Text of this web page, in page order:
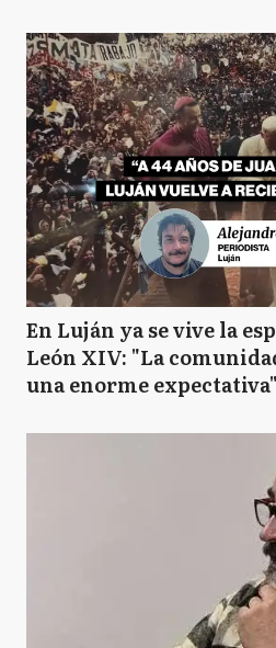
En Luján ya se vive la
León XIV: "La
una enorme expectativa"